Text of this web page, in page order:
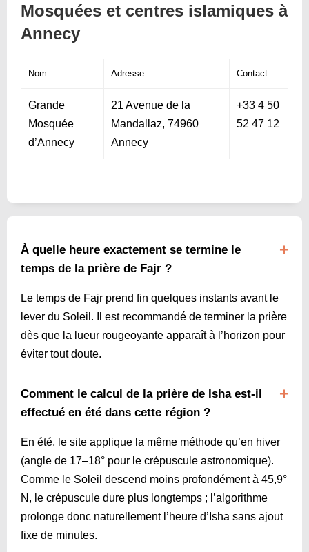
Mosquées et centres islamiques à
Annecy
Nom Adresse Contact
Grande
Mosquée
d’Annecy
21 Avenue de la
Mandallaz, 74960
Annecy
+33 4 50
52 47 12
À quelle heure exactement se termine le
temps de la prière de Fajr ?
Le temps de Fajr prend fin quelques instants avant le
lever du Soleil. Il est recommandé de terminer la prière
dès que la lueur rougeoyante apparaît à l’horizon pour
éviter tout doute.
Comment le calcul de la prière de Isha est-il
effectué en été dans cette région ?
En été, le site applique la même méthode qu’en hiver
(angle de 17–18° pour le crépuscule astronomique).
Comme le Soleil descend moins profondément à 45,9°
N, le crépuscule dure plus longtemps ; l’algorithme
prolonge donc naturellement l’heure d’Isha sans ajout
fixe de minutes.